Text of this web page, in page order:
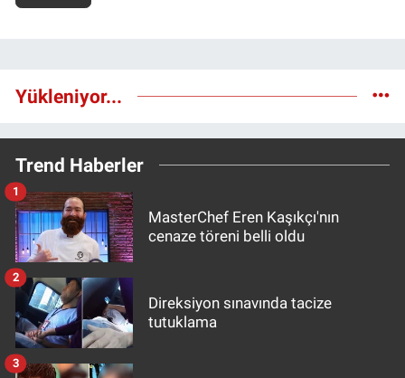
Yükleniyor...
Trend Haberler
MasterChef Eren Kaşıkçı'nın
cenaze töreni belli oldu
1
Direksiyon sınavında tacize
tutuklama
2
3